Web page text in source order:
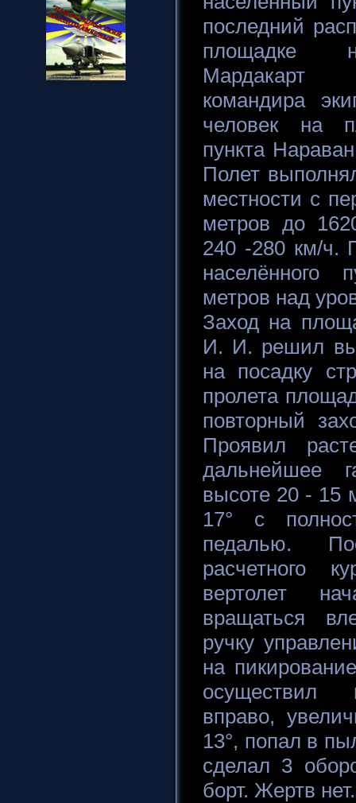
последний
площадке
Мардакарт
командира
человек на
пункта
Полет
местности с
метров до
240 -280 км/ч.
населённого
метров над
Заход на
И. И. решил
на посадку
пролета
повторный
Проявил
дальнейшее
высоте 20 - 15
17° с
педалью.
расчетного
вертолет
вращаться
ручку
на
осуществил
вправо,
13°, попал в
сделал 3
борт. Жертв нет.